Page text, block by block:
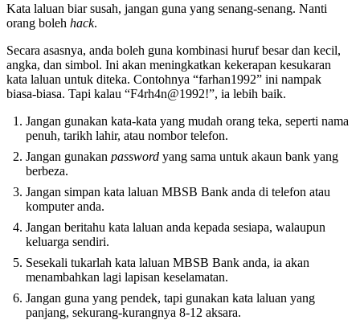
Kata laluan biar susah, jangan guna yang senang-senang. Nanti
orang boleh hack.
Secara asasnya, anda boleh guna kombinasi huruf besar dan kecil,
angka, dan simbol. Ini akan meningkatkan kekerapan kesukaran
kata laluan untuk diteka. Contohnya “farhan1992” ini nampak
biasa-biasa. Tapi kalau “F4rh4n@1992!”, ia lebih baik.
Jangan gunakan kata-kata yang mudah orang teka, seperti nama
penuh, tarikh lahir, atau nombor telefon.
Jangan gunakan password yang sama untuk akaun bank yang
berbeza.
Jangan simpan kata laluan MBSB Bank anda di telefon atau
komputer anda.
Jangan beritahu kata laluan anda kepada sesiapa, walaupun
keluarga sendiri.
Sesekali tukarlah kata laluan MBSB Bank anda, ia akan
menambahkan lagi lapisan keselamatan.
Jangan guna yang pendek, tapi gunakan kata laluan yang
panjang, sekurang-kurangnya 8-12 aksara.